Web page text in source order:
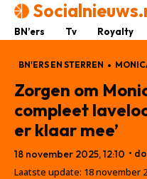
BN’ers Tv Royalty
BN'ERS EN STERREN
Zorgen om
compleet
er klaar mee’
18 november 2025, 12:10 •
Laatste update: 18 november